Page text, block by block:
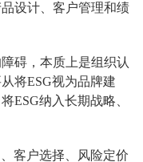
设计、客户管理和绩
碍，本质上是组织认
将ESG视为品牌建
ESG纳入长期战略、
客户选择、风险定价